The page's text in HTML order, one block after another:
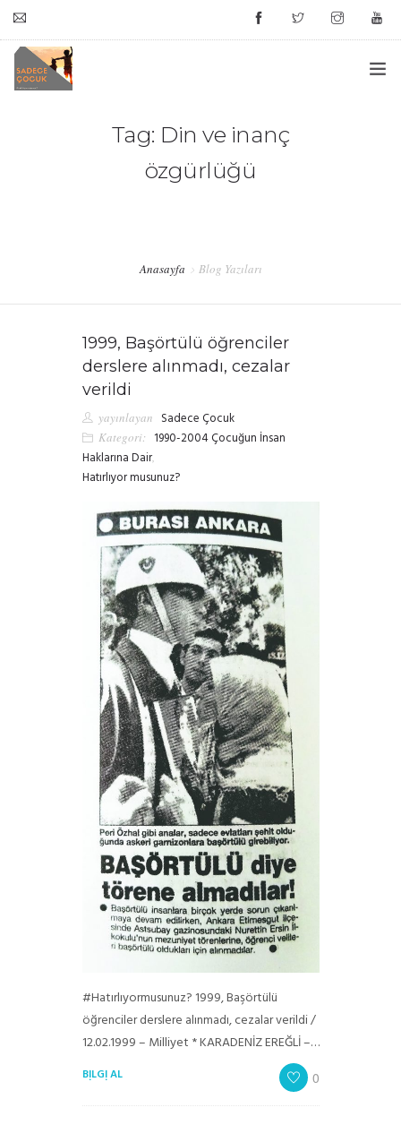
DESTEK
İLETIŞIM
Tag: Din ve inanç
özgürlüğü
Anasayfa Blog Yazıları
1999, Başörtülü öğrenciler
derslere alınmadı, cezalar
verildi
yayınlayan Sadece Çocuk
Kategori:
1990-2004 Çocuğun İnsan
Haklarına Dair,
Hatırlıyor musunuz?
#Hatırlıyormusunuz? 1999, Başörtülü
öğrenciler derslere alınmadı, cezalar verildi /
12.02.1999 – Milliyet * KARADENİZ EREĞLİ –…
BILGI AL 0